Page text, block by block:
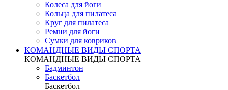
Колеса для йоги
Кольца для пилатеса
Круг для пилатеса
Ремни для йоги
Сумки для ковриков
КОМАНДНЫЕ ВИДЫ СПОРТА
КОМАНДНЫЕ ВИДЫ СПОРТА
Бадминтон
Баскетбол
Баскетбол